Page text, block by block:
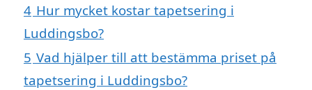
4 Hur mycket kostar tapetsering i
Luddingsbo?
5 Vad hjälper till att bestämma priset på
tapetsering i Luddingsbo?